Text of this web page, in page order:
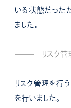
いる状態だった
ました。
リスク
リスク管理を行
を行いました。